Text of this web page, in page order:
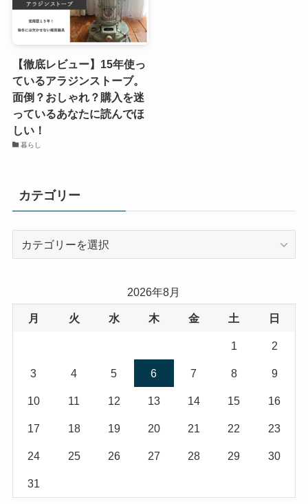
【徹底レビュー】15年使っ
ているアラジンストーブ。
面倒？おしゃれ？購入を迷
っているあなたに読んでほ
しい！
暮らし
カテゴリー
ー
2026年8月
月 火 水 木 金 土 日
1 2
3 4 5 6 7 8 9
10 11 12 13 14 15 16
17 18 19 20 21 22 23
24 25 26 27 28 29 30
31